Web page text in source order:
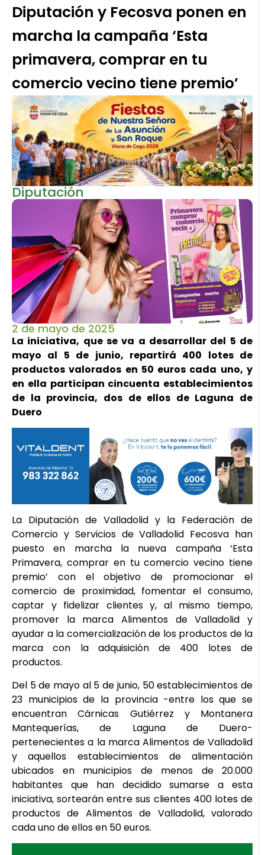
Diputación y Fecosva ponen en
marcha la campaña ‘Esta
primavera, comprar en tu
comercio vecino tiene premio’
Diputación
2 de mayo de 2025
La iniciativa, que se va a desarrollar del 5 de
mayo al 5 de junio, repartirá 400 lotes de
productos valorados en 50 euros cada uno, y
en ella participan cincuenta establecimientos
de la provincia, dos de ellos de Laguna de
Duero
La Diputación de Valladolid y la Federación de
Comercio y Servicios de Valladolid Fecosva han
puesto en marcha la nueva campaña ‘Esta
Primavera, comprar en tu comercio vecino tiene
premio’ con el objetivo de promocionar el
comercio de proximidad, fomentar el consumo,
captar y fidelizar clientes y, al mismo tiempo,
promover la marca Alimentos de Valladolid y
ayudar a la comercialización de los productos de la
marca con la adquisición de 400 lotes de
productos.
Del 5 de mayo al 5 de junio, 50 establecimientos de
23 municipios de la provincia -entre los que se
encuentran Cárnicas Gutiérrez y Montanera
Mantequerías, de Laguna de Duero-
pertenecientes a la marca Alimentos de Valladolid
y aquellos establecimientos de alimentación
ubicados en municipios de menos de 20.000
habitantes que han decidido sumarse a esta
iniciativa, sortearán entre sus clientes 400 lotes de
productos de Alimentos de Valladolid, valorado
cada uno de ellos en 50 euros.